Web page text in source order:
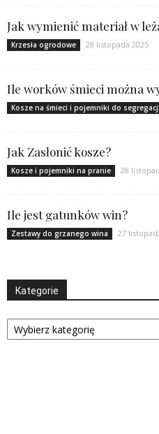
Jak wymienić materiał w
Krzesła ogrodowe 28 listopada 2025
Ile worków śmieci można
Kosze na śmieci i pojemniki do segregacji
Jak Zasłonić kosze?
Kosze i pojemniki na pranie 28
Ile jest gatunków win?
Zestawy do grzanego wina 27
Kategorie
Kategorie